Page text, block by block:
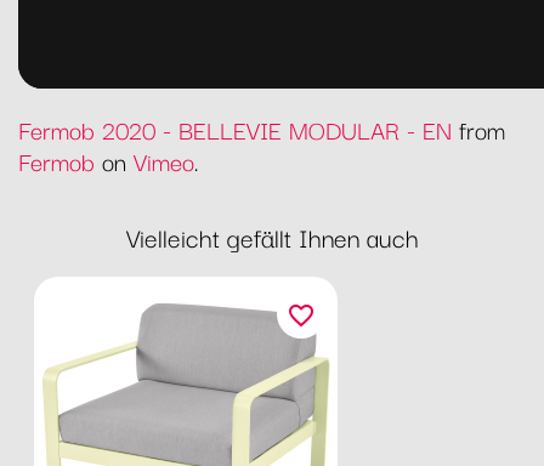
Fermob 2020 - BELLEVIE MODULAR - EN from
Fermob on Vimeo.
Vielleicht gefällt Ihnen auch
favorite_border